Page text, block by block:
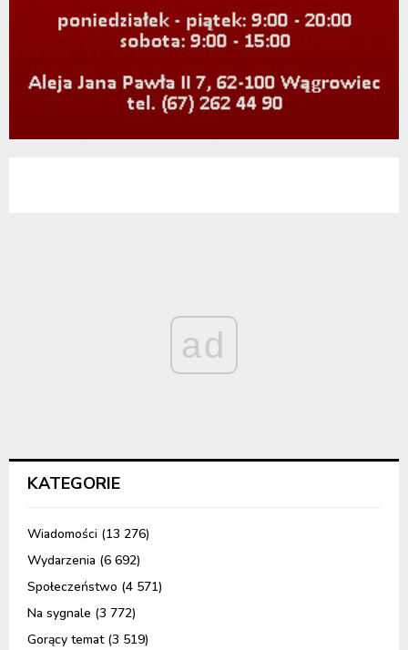
ad
KATEGORIE
Wiadomości (13 276)
Wydarzenia (6 692)
Społeczeństwo (4 571)
Na sygnale (3 772)
Gorący temat(3 519)